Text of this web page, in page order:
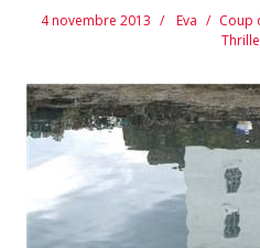
4 novembre 2013 Eva Coup